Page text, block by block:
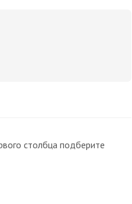
столбца подберите